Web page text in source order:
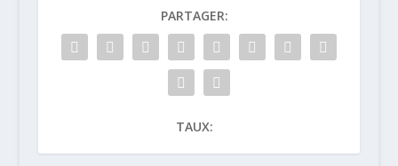
PARTAGER:
TAUX: